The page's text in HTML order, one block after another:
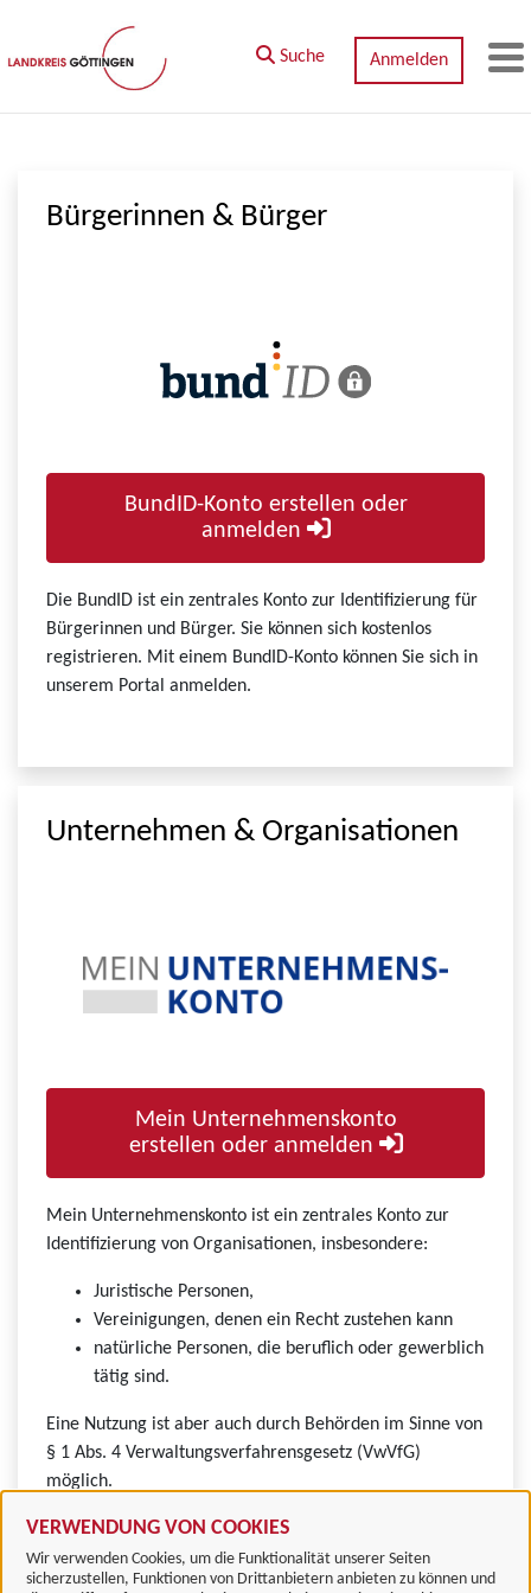
Zum Hauptinhalt springen
VERWENDUNG VON COOKIES
Wir verwenden Cookies, um die Funktionalität unserer Seiten
sicherzustellen, Funktionen von Drittanbietern anbieten zu können und
Suche Anmelden
Bürgerinnen & Bürger
BundID-Konto erstellen oder
anmelden
Die BundID ist ein zentrales Konto zur Identifizierung für
Bürgerinnen und Bürger. Sie können sich kostenlos
registrieren. Mit einem BundID-Konto können Sie sich in
unserem Portal anmelden.
Unternehmen & Organisationen
Mein Unternehmenskonto
erstellen oder anmelden
Mein Unternehmenskonto ist ein zentrales Konto zur
Identifizierung von Organisationen, insbesondere:
Juristische Personen,
Vereinigungen, denen ein Recht zustehen kann
natürliche Personen, die beruflich oder gewerblich
tätig sind.
Eine Nutzung ist aber auch durch Behörden im Sinne von
§ 1 Abs. 4 Verwaltungsverfahrensgesetz (VwVfG)
möglich.